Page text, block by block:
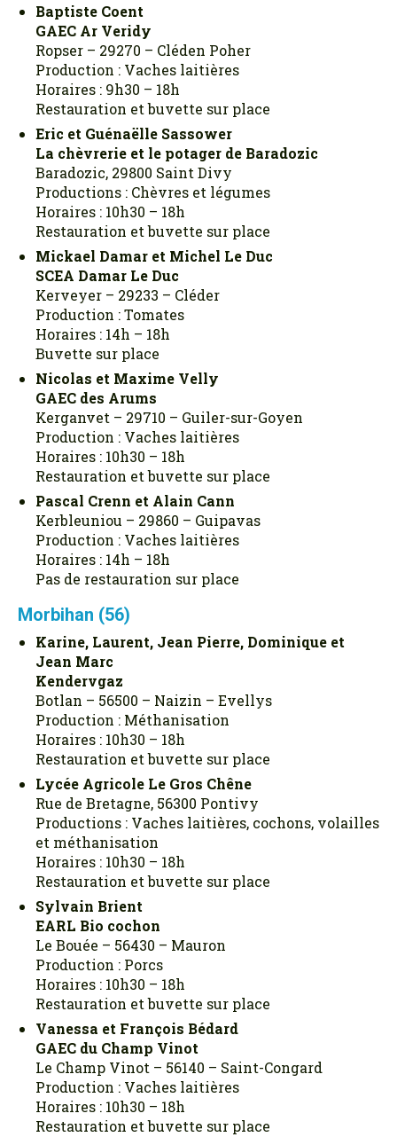
Baptiste Coent
GAEC Ar Veridy
Ropser – 29270 – Cléden Poher
Production : Vaches laitières
Horaires : 9h30 – 18h
Restauration et buvette sur place
Eric et Guénaëlle Sassower
La chèvrerie et le potager de Baradozic
Baradozic, 29800 Saint Divy
Productions : Chèvres et légumes
Horaires : 10h30 – 18h
Restauration et buvette sur place
Mickael Damar et Michel Le Duc
SCEA Damar Le Duc
Kerveyer – 29233 – Cléder
Production : Tomates
Horaires : 14h – 18h
Buvette sur place
Nicolas et Maxime Velly
GAEC des Arums
Kerganvet – 29710 – Guiler-sur-Goyen
Production : Vaches laitières
Horaires : 10h30 – 18h
Restauration et buvette sur place
Pascal Crenn et Alain Cann
Kerbleuniou – 29860 – Guipavas
Production : Vaches laitières
Horaires : 14h – 18h
Pas de restauration sur place
Morbihan (56)
Karine, Laurent, Jean Pierre, Dominique et
Jean Marc
Kendervgaz
Botlan – 56500 – Naizin – Evellys
Production : Méthanisation
Horaires : 10h30 – 18h
Restauration et buvette sur place
Lycée Agricole Le Gros Chêne
Rue de Bretagne, 56300 Pontivy
Productions : Vaches laitières, cochons, volailles
et méthanisation
Horaires : 10h30 – 18h
Restauration et buvette sur place
Sylvain Brient
EARL Bio cochon
Le Bouée – 56430 – Mauron
Production : Porcs
Horaires : 10h30 – 18h
Restauration et buvette sur place
Vanessa et François Bédard
GAEC du Champ Vinot
Le Champ Vinot – 56140 – Saint-Congard
Production : Vaches laitières
Horaires : 10h30 – 18h
Restauration et buvette sur place